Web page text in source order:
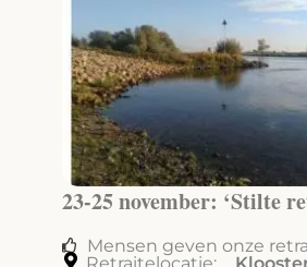
23-25 november: ‘Stilte
Mensen geven onze